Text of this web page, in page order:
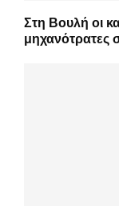
Στη Βουλή οι
μηχανότρατες